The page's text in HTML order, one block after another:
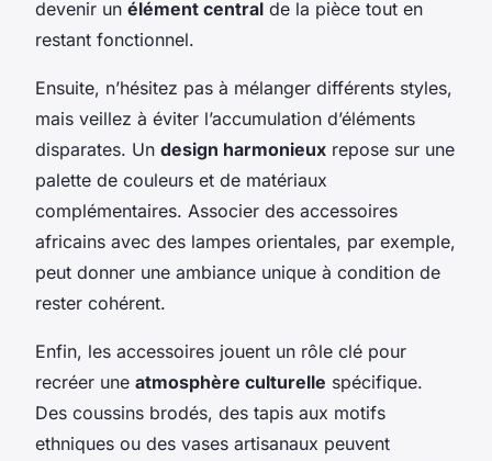
devenir un élément central de la pièce tout en
restant fonctionnel.
Ensuite, n’hésitez pas à mélanger différents styles,
mais veillez à éviter l’accumulation d’éléments
disparates. Un design harmonieux repose sur une
palette de couleurs et de matériaux
complémentaires. Associer des accessoires
africains avec des lampes orientales, par exemple,
peut donner une ambiance unique à condition de
rester cohérent.
Enfin, les accessoires jouent un rôle clé pour
recréer une atmosphère culturelle spécifique.
Des coussins brodés, des tapis aux motifs
ethniques ou des vases artisanaux peuvent